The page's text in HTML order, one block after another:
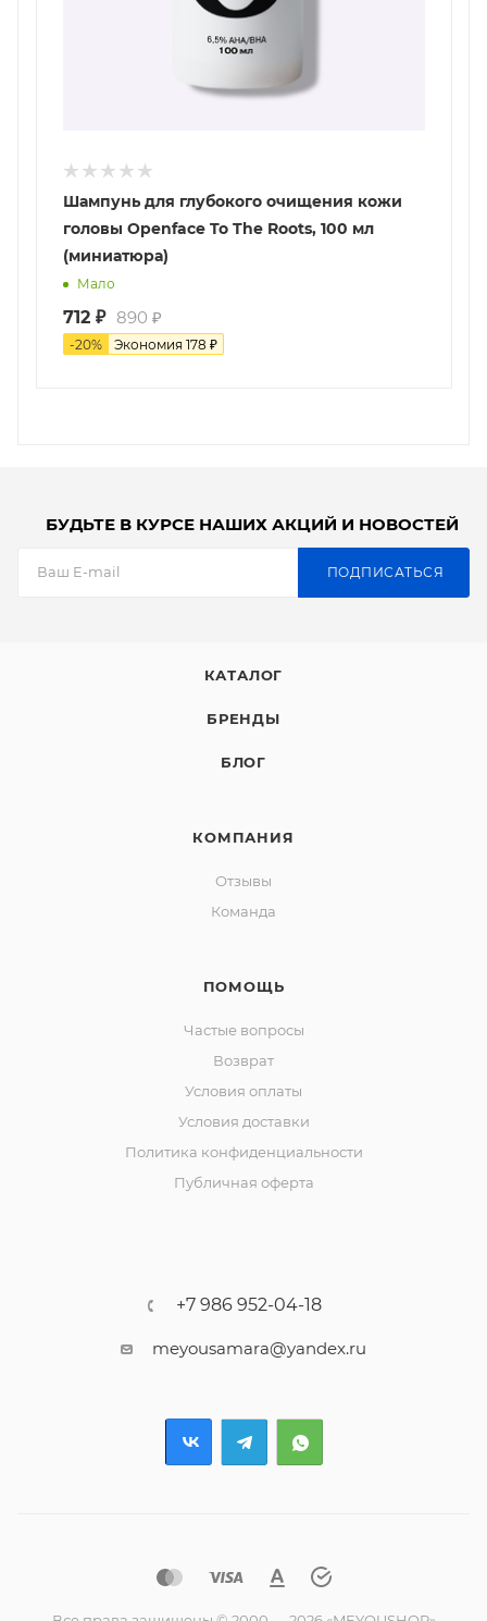
Шампунь для глубокого очищения кожи
головы Openface To The Roots, 100 мл
(миниатюра)
Мало
712 ₽ 890 ₽
-20% Экономия 178 ₽
БУДЬТЕ В КУРСЕ НАШИХ АКЦИЙ И НОВОСТЕЙ
ПОДПИСАТЬСЯ
КАТАЛОГ
БРЕНДЫ
БЛОГ
КОМПАНИЯ
Отзывы
Команда
ПОМОЩЬ
Частые вопросы
Возврат
Условия оплаты
Условия доставки
Политика конфиденциальности
Публичная оферта
+7 986 952-04-18
meyousamara@yandex.ru